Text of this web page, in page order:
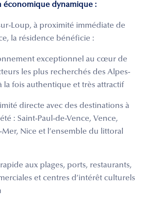
économique dynamique :
Loup, à proximité immédiate de
la résidence bénéficie :
exceptionnel au cœur de
les plus recherchés des Alpes-
la fois authentique et très attractif
directe avec des destinations à
: Saint-Paul-de-Vence, Vence,
Mer, Nice et l’ensemble du littoral
rapide aux plages, ports, restaurants,
et centres d’intérêt culturels